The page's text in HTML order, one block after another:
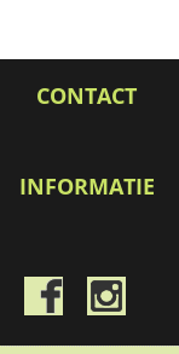
CONTACT
INFORMATIE